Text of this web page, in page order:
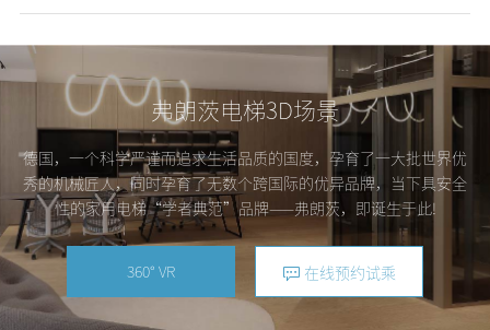
弗朗茨电梯3D场景
德国，一个科学严谨而追求生活品质的国度，孕育了一大批世界优
秀的机械匠人，同时孕育了无数个跨国际的优异品牌，当下具安全
性的家用电梯“学者典范”品牌——弗朗茨，即诞生于此!
360° VR 在线预约试乘